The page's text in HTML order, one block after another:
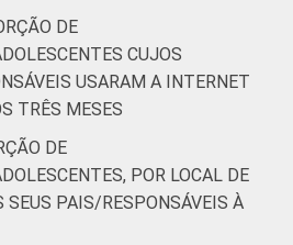
Até 1 SM
Mais de 1
SM até 2 SM
20
Mais de 2
SM até 3 SM
21
DE
CUJOS
USARAM A INTERNET
TRÊS MESES
DE
POR LOCAL DE
SEUS PAIS/RESPONSÁVEIS À